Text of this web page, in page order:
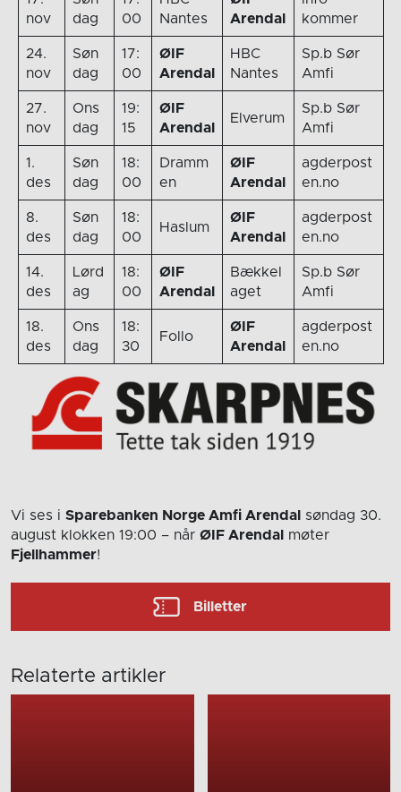
nov
dag
00
Nantes
Arendal
kommer
24.
nov
Søn
dag
17:
00
ØIF
Arendal
HBC
Nantes
Sp.b Sør
Amfi
27.
nov
Ons
dag
19:
15
ØIF
Arendal
Elverum
Sp.b Sør
Amfi
1.
des
Søn
dag
18:
00
Dramm
en
ØIF
Arendal
agderpost
en.no
8.
des
Søn
dag
18:
00
Haslum
ØIF
Arendal
agderpost
en.no
14.
des
Lørd
ag
18:
00
ØIF
Arendal
Bækkel
aget
Sp.b Sør
Amfi
18.
des
Ons
dag
18:
30
Follo
ØIF
Arendal
agderpost
en.no
Vi ses i Sparebanken Norge Amfi Arendal
søndag 30.
august klokken 19:00 – når ØIF Arendal
møter
Fjellhammer!
Billetter
Relaterte artikler